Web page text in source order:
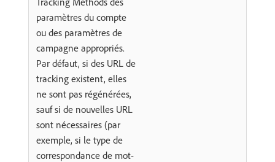
paramètres du compte
ou des paramètres de
campagne appropriés.
Par défaut, si des URL de
tracking existent, elles
ne sont pas régénérées,
sauf si de nouvelles URL
sont nécessaires (par
exemple, si le type de
correspondance de mot-